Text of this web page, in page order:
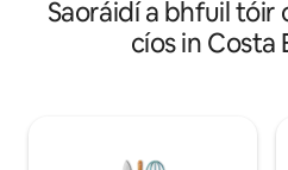
Saoráidí a bhfuil tóir
cíos in Costa